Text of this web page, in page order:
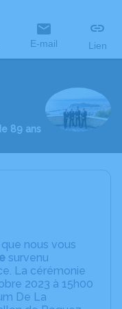
E-mail Lien
89 ans
nous vous
survenu
La cérémonie
2023 à 15h00
De La